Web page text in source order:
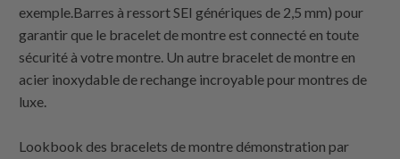
exemple.Barres à ressort SEI génériques de 2,5 mm) pour
garantir que le bracelet de montre est connecté en toute
sécurité à votre montre. Un autre bracelet de montre en
acier inoxydable de rechange incroyable pour montres de
luxe.
Lookbook des bracelets de montre démonstration par